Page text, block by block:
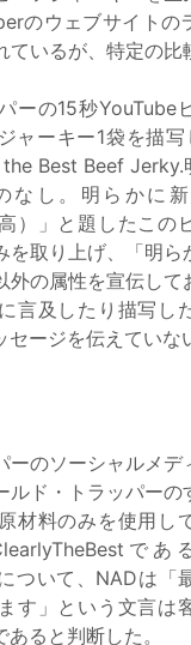
のウェブサイトの
ているが、特定の比
ーの15秒YouTube
ャーキー1袋を描
Best Beef Jerky.
なし。明らかに
）」と題したこの
を取り上げ、「明ら
外の属性を宣伝して
言及したり描写し
ージを伝えていな
ーのソーシャルメデ
ルド・トラッパーの
材料のみを使用し
であ
ついて、NADは「
す」という文言は
ると判断した。